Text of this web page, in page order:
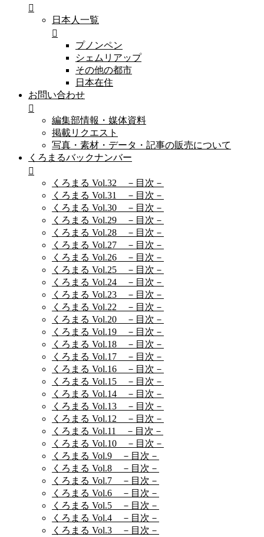
日本人一覧
プノンペン
シェムリアップ
その他の都市
日本在住
お問い合わせ
編集部情報・媒体資料
掲載リクエスト
写真・素材・データ・記事の販売について
くろまるバックナンバー
くろまる Vol.32 －目次－
くろまる Vol.31 －目次－
くろまる Vol.30 －目次－
くろまる Vol.29 －目次－
くろまる Vol.28 －目次－
くろまる Vol.27 －目次－
くろまる Vol.26 －目次－
くろまる Vol.25 －目次－
くろまる Vol.24 －目次－
くろまる Vol.23 －目次－
くろまる Vol.22 －目次－
くろまる Vol.20 －目次－
くろまる Vol.19 －目次－
くろまる Vol.18 －目次－
くろまる Vol.17 －目次－
くろまる Vol.16 －目次－
くろまる Vol.15 －目次－
くろまる Vol.14 －目次－
くろまる Vol.13 －目次－
くろまる Vol.12 －目次－
くろまる Vol.11 －目次－
くろまる Vol.10 －目次－
くろまる Vol.9 －目次－
くろまる Vol.8 －目次－
くろまる Vol.7 －目次－
くろまる Vol.6 －目次－
くろまる Vol.5 －目次－
くろまる Vol.4 －目次－
くろまる Vol.3 －目次－